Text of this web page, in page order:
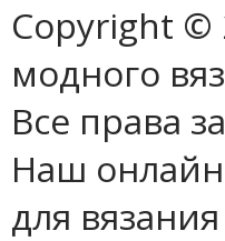
Copyright ©
модного
Все права
Наш
для